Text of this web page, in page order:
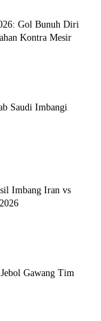
Gol Bunuh Diri
Kontra Mesir
Saudi Imbangi
Imbang Iran vs
Gawang Tim